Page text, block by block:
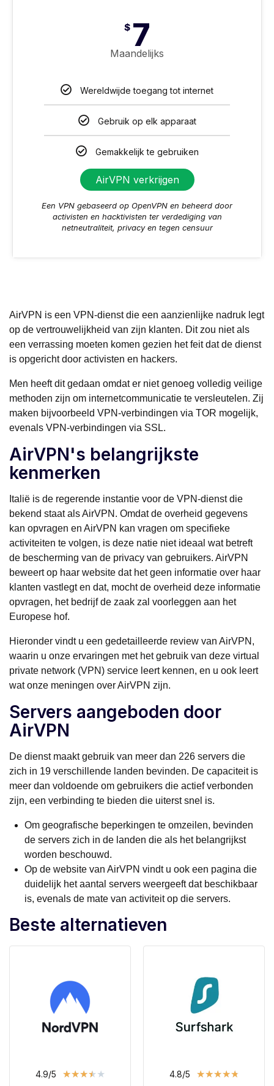
$ 7
Maandelijks
Wereldwijde toegang tot internet
Gebruik op elk apparaat
Gemakkelijk te gebruiken
AirVPN verkrijgen
Een VPN gebaseerd op OpenVPN en beheerd door
activisten en hacktivisten ter verdediging van
netneutraliteit, privacy en tegen censuur
AirVPN is een VPN-dienst die een aanzienlijke nadruk legt
op de vertrouwelijkheid van zijn klanten. Dit zou niet als
een verrassing moeten komen gezien het feit dat de dienst
is opgericht door activisten en hackers.
Men heeft dit gedaan omdat er niet genoeg volledig veilige
methoden zijn om internetcommunicatie te versleutelen. Zij
maken bijvoorbeeld VPN-verbindingen via TOR mogelijk,
evenals VPN-verbindingen via SSL.
AirVPN's belangrijkste
kenmerken
Italië is de regerende instantie voor de VPN-dienst die
bekend staat als AirVPN. Omdat de overheid gegevens
kan opvragen en AirVPN kan vragen om specifieke
activiteiten te volgen, is deze natie niet ideaal wat betreft
de bescherming van de privacy van gebruikers. AirVPN
beweert op haar website dat het geen informatie over haar
klanten vastlegt en dat, mocht de overheid deze informatie
opvragen, het bedrijf de zaak zal voorleggen aan het
Europese hof.
Hieronder vindt u een gedetailleerde review van AirVPN,
waarin u onze ervaringen met het gebruik van deze virtual
private network (VPN) service leert kennen, en u ook leert
wat onze meningen over AirVPN zijn.
Servers aangeboden door
AirVPN
De dienst maakt gebruik van meer dan 226 servers die
zich in 19 verschillende landen bevinden. De capaciteit is
meer dan voldoende om gebruikers die actief verbonden
zijn, een verbinding te bieden die uiterst snel is.
Om geografische beperkingen te omzeilen, bevinden
de servers zich in de landen die als het belangrijkst
worden beschouwd.
Op de website van AirVPN vindt u ook een pagina die
duidelijk het aantal servers weergeeft dat beschikbaar
is, evenals de mate van activiteit op die servers.
Beste alternatieven
4.9/5 ★★★★★ 4.8/5 ★★★★★